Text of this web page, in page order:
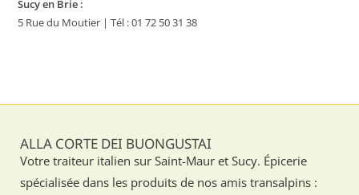
Sucy en Brie :
5 Rue du Moutier | Tél : 01 72 50 31 38
ALLA CORTE DEI BUONGUSTAI
Votre traiteur italien sur Saint-Maur et Sucy. Épicerie
spécialisée dans les produits de nos amis transalpins :